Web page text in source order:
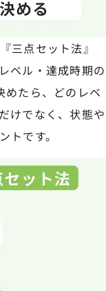
三点セット法』
ベル・達成時期の
めたら、どのレベ
けでなく、状態や
トです。